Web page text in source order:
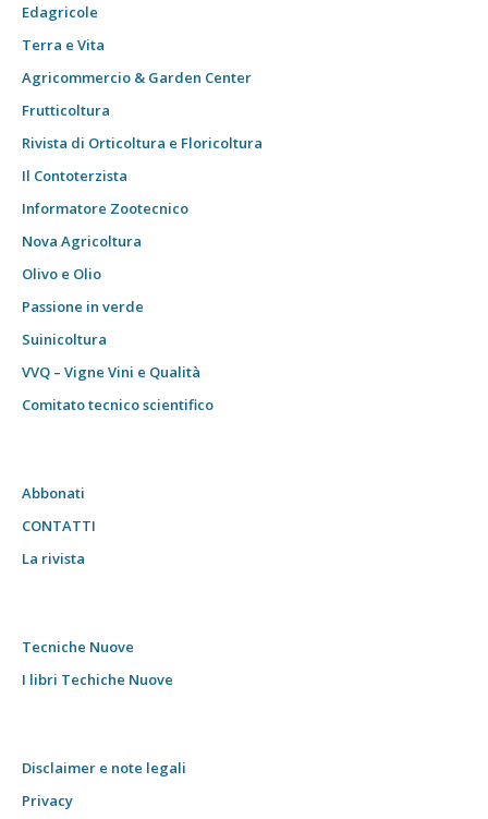
Edagricole
Terra e Vita
Agricommercio & Garden Center
Frutticoltura
Rivista di Orticoltura e Floricoltura
Il Contoterzista
Informatore Zootecnico
Nova Agricoltura
Olivo e Olio
Passione in verde
Suinicoltura
VVQ – Vigne Vini e Qualità
Comitato tecnico scientifico
Abbonati
CONTATTI
La rivista
Tecniche Nuove
I libri Techiche Nuove
Disclaimer e note legali
Privacy